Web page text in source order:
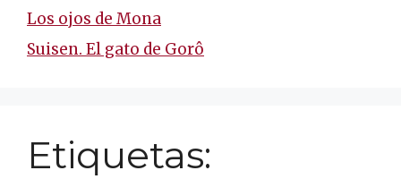
Los ojos de Mona
Suisen. El gato de Gorô
Etiquetas: